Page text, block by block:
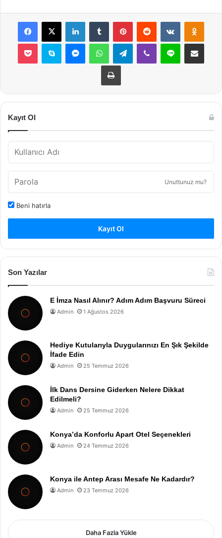
Facebook
X LinkedInTumblr PinterestReddit VKontakte
Pocket Skype MessengerWhatsAppTelegramViber Line E-Posta ile
Yazdır
Kayıt Ol
Unuttunuz mu?
Beni hatırla
Kayıt Ol
Son Yazılar
E İmza Nasıl Alınır? Adım Adım Başvuru Süreci
Admin 1 Ağustos 2026
Hediye Kutularıyla Duygularınızı En Şık Şekilde
İfade Edin
Admin 25 Temmuz 2026
İlk Dans Dersine Giderken Nelere Dikkat
Edilmeli?
Admin 25 Temmuz 2026
Konya’da Konforlu Apart Otel Seçenekleri
Admin 24 Temmuz 2026
Konya ile Antep Arası Mesafe Ne Kadardır?
Admin 23 Temmuz 2026
Daha Fazla Yükle